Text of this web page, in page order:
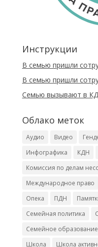
Инструкции
В семью пришли
В семью пришли
Cемью вызывают в
Облако меток
Аудио Видео
Инфографика
КДН
Комиссия по делам
Международное право
Опека
ПДН
Семейная политика
Семейное образование
Школа
Школа